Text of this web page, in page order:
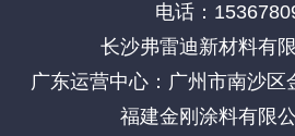
电话：
长沙弗雷迪新材料有
广东运营中心：广州市南沙区
福建金刚涂料有限